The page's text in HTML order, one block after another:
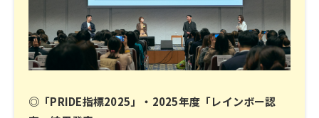
◎「PRIDE指標2025」・2025年度「レインボー認